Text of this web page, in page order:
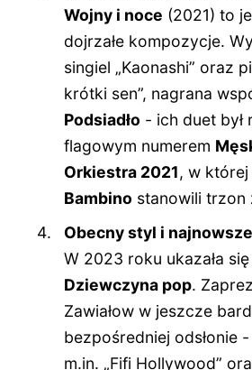
Wojny i noce (2021) to
dojrzałe kompozycje.
singiel „Kaonashi” oraz
krótki sen”, nagrana
Podsiadło - ich duet był
flagowym numerem
Orkiestra 2021, w
Bambino stanowili trzon
Obecny styl i
W 2023 roku ukazała
Dziewczyna pop.
Zawiałow w jeszcze
bezpośredniej odsłonie
m.in. „Fifi Hollywood”